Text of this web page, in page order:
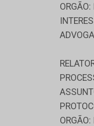
ORGÃO:
ORGÃO: